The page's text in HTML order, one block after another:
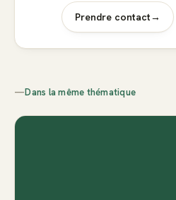
Prendre contact→
—Dans la même thématique